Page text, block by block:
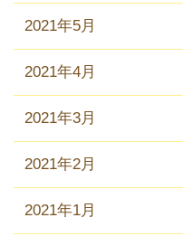
2021年5月
2021年4月
2021年3月
2021年2月
2021年1月